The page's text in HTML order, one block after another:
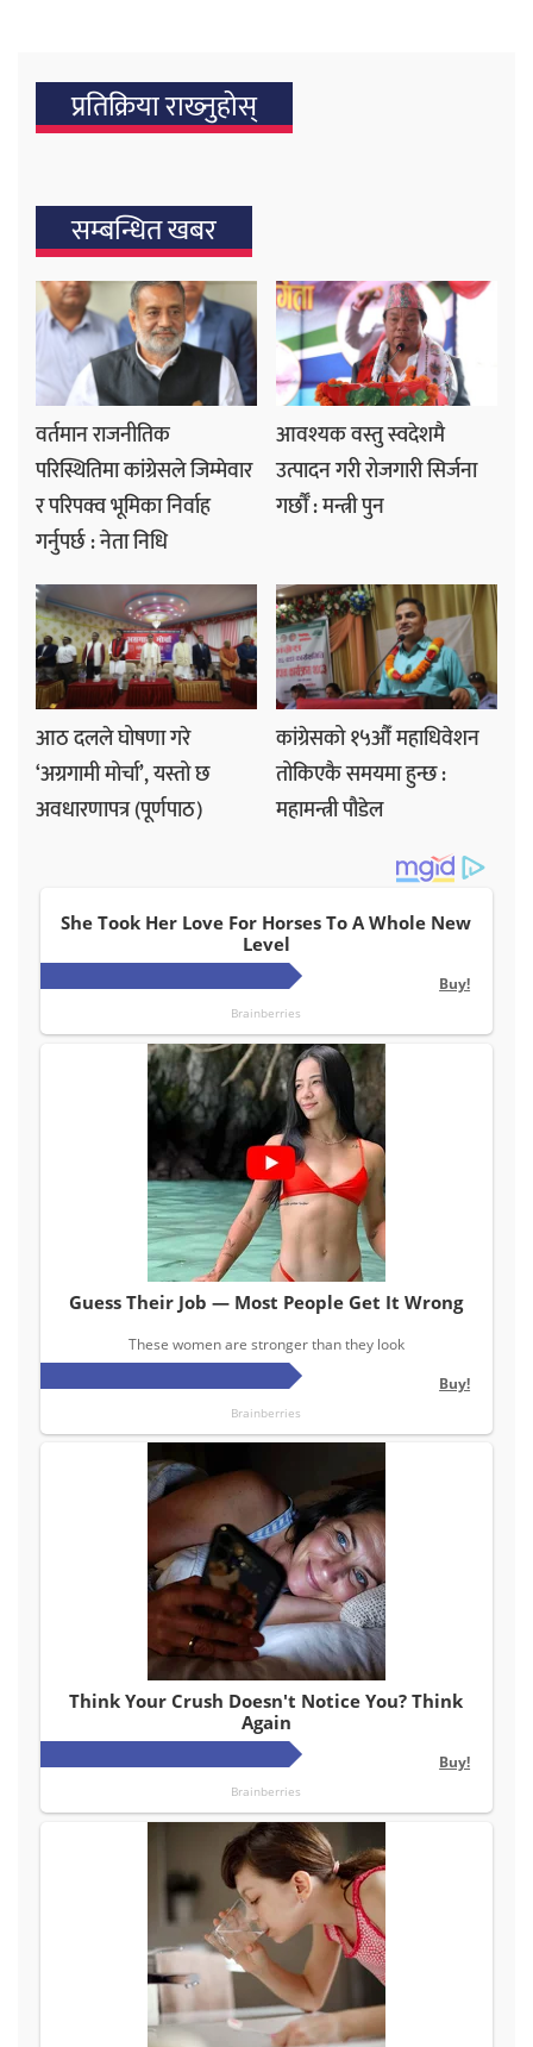
प्रतिक्रिया राख्‍नुहोस्
सम्बन्धित खबर
वर्तमान राजनीतिक
परिस्थितिमा कांग्रेसले जिम्मेवार
र परिपक्व भूमिका निर्वाह
गर्नुपर्छ : नेता निधि
आवश्यक वस्तु स्वदेशमै
उत्पादन गरी रोजगारी सिर्जना
गर्छौँ : मन्त्री पुन
आठ दलले घोषणा गरे
‘अग्रगामी मोर्चा’, यस्तो छ
अवधारणापत्र (पूर्णपाठ)
कांग्रेसको १५औँ महाधिवेशन
तोकिएकै समयमा हुन्छ :
महामन्त्री पौडेल